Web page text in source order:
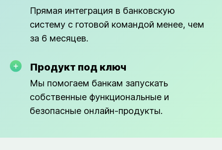
Прямая интеграция в банковскую
систему с готовой командой менее, чем
за 6 месяцев.
Продукт под ключ
Мы помогаем банкам запускать
собственные функциональные и
безопасные онлайн-продукты.